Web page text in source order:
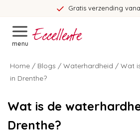
Gratis verzending
menu
Home / Blogs / Waterhardheid / Wat
in Drenthe?
Wat is de
Drenthe?